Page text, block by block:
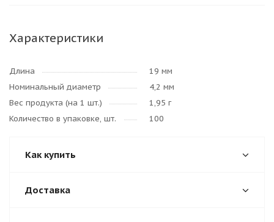
Характеристики
Длина
19 мм
Номинальный диаметр
4,2 мм
Вес продукта (на 1 шт.)
1,95 г
Количество в упаковке, шт.
100
Как купить
Доставка